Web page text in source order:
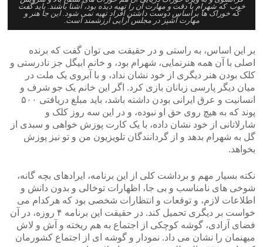
خوب که شهرام با دقت و مهارت آن را تهیه دیده بود، آشنا باشند. باید گفت
که خوراک ها براساس دوست داشتن افراد تهیه نمی شود. این جا هنر و
مهارت آشپز در مجلس آرایی ارزشمند است.
بر این اساس، به راستی و در حقیقت می توان گفت که برنده
اصلی با آن همه هنرنمایی، شهرام بود، و خانم ابیگل جز نادرستی و
کلک بودن هنر دیگری از خود نشان نداد، و با آبروی یک ملت در
میان دیگر پارسی زبانان بازی کرد. اگر این خانم یک جو شرف و
انسانیت و عرق ایرانی بودن داشته باشد، باید مبلغ دریافتی ۵۰۰
پوند که به هیچ روی حق او نبوده، و در این سه روز کلک و
شارلاتانی از خود نشان داده، با یک کارت پوزش خواهی و سبدی از
گل به شهرام بدهد و از گردانندگان تلویزیون من و تو نیز پوزش
بخواهد.
نکته بسیار مهم و برداشت کلی از این برنامه، ایرادهای بچه گانه،
شوخی های نامناسب و بی جا، اظهارات توخالی و بدون دانش و
اطلاعات لازم، و توقعات و انتظارات شخصی بود که هرکدام می
خواست بر دیگری تحمیل کند. در حقیقت این برنامه ۴ روزه، در آن
فضای آزادی، گوشه کوچکی از اجتماع به هم ریخته و آش و لاش
میهنمان را نشان می داد. نمودار و گوشه ای از اجتماع کشورمان